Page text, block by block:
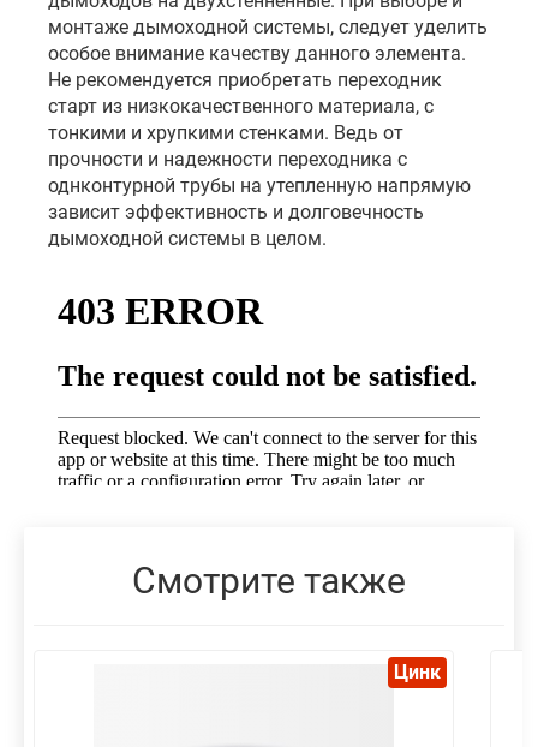
монтаже дымоходной системы, следует уделить
особое внимание качеству данного элемента.
Не рекомендуется приобретать переходник
старт из низкокачественного материала, с
тонкими и хрупкими стенками. Ведь от
прочности и надежности переходника с
однконтурной трубы на утепленную напрямую
зависит эффективность и долговечность
дымоходной системы в целом.
Смотрите также
Цинк